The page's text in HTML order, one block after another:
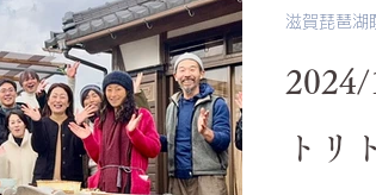
インストラクター Shall We空Kuuu
ーリング講座 手解き瞑想会
トリ
滋賀琵琶湖